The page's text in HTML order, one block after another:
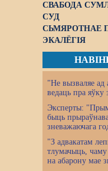
СВАБОДА
СУД
СЬМЯРОТНАЕ
ЭКАЛЁГІЯ
"Не вызваляе ад
ведаць пра яўку
Эксперты:
быць
зневажаючага
"З адвакатам
тлумачыць, чаму
на абарону мае